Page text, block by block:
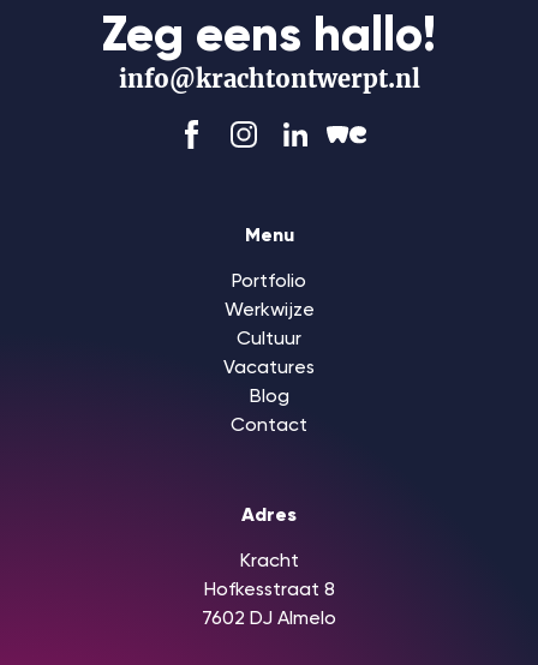
Zeg eens hallo!
info@krachtontwerpt.nl
Menu
Portfolio
Werkwijze
Cultuur
Vacatures
Blog
Contact
Adres
Kracht
Hofkesstraat 8
7602 DJ Almelo